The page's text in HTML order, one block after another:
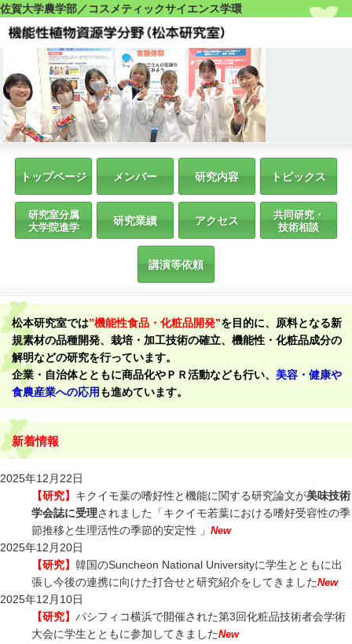
佐賀大学農学部／コスメティックサイエンス学環
トップページ メンバー 研究内容 トピックス
研究室分属
大学院進学
研究業績 アクセス
共同研究・
技術相談
講演等依頼
松本研究室では”機能性食品・化粧品開発”を目的に、原料となる新
規素材の品種開発、栽培・加工技術の確立、機能性・化粧品成分の
解明などの研究を行っています。
企業・自治体とともに商品化やＰＲ活動なども行い、 美容・健康や
食農産業への応用 も進めています。
新着情報
2025年12月22日
【研究】 キクイモ葉の嗜好性と機能に関する研究論文が美味技術
学会誌に受理されました「キクイモ若葉における嗜好受容性の季
節推移と生理活性の季節的安定性 」 New
2025年12月20日
【研究】 韓国のSuncheon National Universityに学生とともに出
張し今後の連携に向けた打合せと研究紹介をしてきましたNew
2025年12月10日
【研究】 パシフィコ横浜で開催された第3回化粧品技術者会学術
大会に学生とともに参加してきましたNew